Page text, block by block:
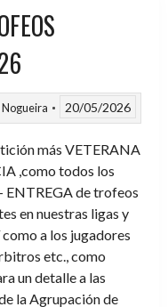
20/05/2026
más VETERANA
,como todos los
ENTREGA de trofeos
en nuestras ligas y
a los jugadores
etc., como
un detalle a las
la Agrupación de